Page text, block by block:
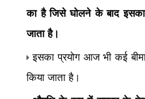
का है जिसे घोलने के बाद इसका
जाता है।
इसका प्रयोग आज भी कई
किया जाता है।